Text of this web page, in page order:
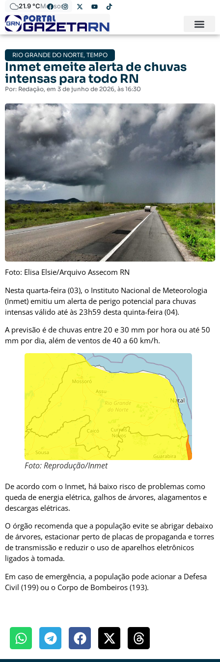
21.9 °CMossoró
RIO GRANDE DO NORTE, TEMPO
Inmet emeite alerta de chuvas
intensas para todo RN
Por: Redação, em 3 de junho de 2026, às 16:30
Foto: Elisa Elsie/Arquivo Assecom RN
Nesta quarta-feira (03), o Instituto Nacional de Meteorologia
(Inmet) emitiu um alerta de perigo potencial para chuvas
intensas válido até às 23h59 desta quinta-feira (04).
A previsão é de chuvas entre 20 e 30 mm por hora ou até 50
mm por dia, além de ventos de 40 a 60 km/h.
Foto: Reprodução/Inmet
De acordo com o Inmet, há baixo risco de problemas como
queda de energia elétrica, galhos de árvores, alagamentos e
descargas elétricas.
O órgão recomenda que a população evite se abrigar debaixo
de árvores, estacionar perto de placas de propaganda e torres
de transmissão e reduzir o uso de aparelhos eletrônicos
ligados à tomada.
Em caso de emergência, a população pode acionar a Defesa
Civil (199) ou o Corpo de Bombeiros (193).